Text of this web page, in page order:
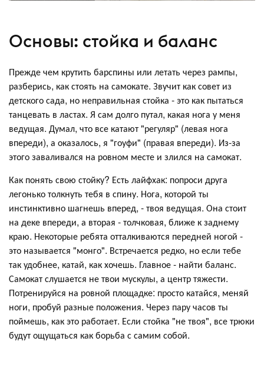
Основы: стойка и баланс
Прежде чем крутить барспины или летать через рампы,
разберись, как стоять на самокате. Звучит как совет из
детского сада, но неправильная стойка - это как пытаться
танцевать в ластах. Я сам долго путал, какая нога у меня
ведущая. Думал, что все катают "регуляр" (левая нога
впереди), а оказалось, я "гоуфи" (правая впереди). Из-за
этого заваливался на ровном месте и злился на самокат.
Как понять свою стойку? Есть лайфхак: попроси друга
легонько толкнуть тебя в спину. Нога, которой ты
инстинктивно шагнешь вперед, - твоя ведущая. Она стоит
на деке впереди, а вторая - толчковая, ближе к заднему
краю. Некоторые ребята отталкиваются передней ногой -
это называется "монго". Встречается редко, но если тебе
так удобнее, катай, как хочешь. Главное - найти баланс.
Самокат слушается не твои мускулы, а центр тяжести.
Потренируйся на ровной площадке: просто катайся, меняй
ноги, пробуй разные положения. Через пару часов ты
поймешь, как это работает. Если стойка "не твоя", все трюки
будут ощущаться как борьба с самим собой.